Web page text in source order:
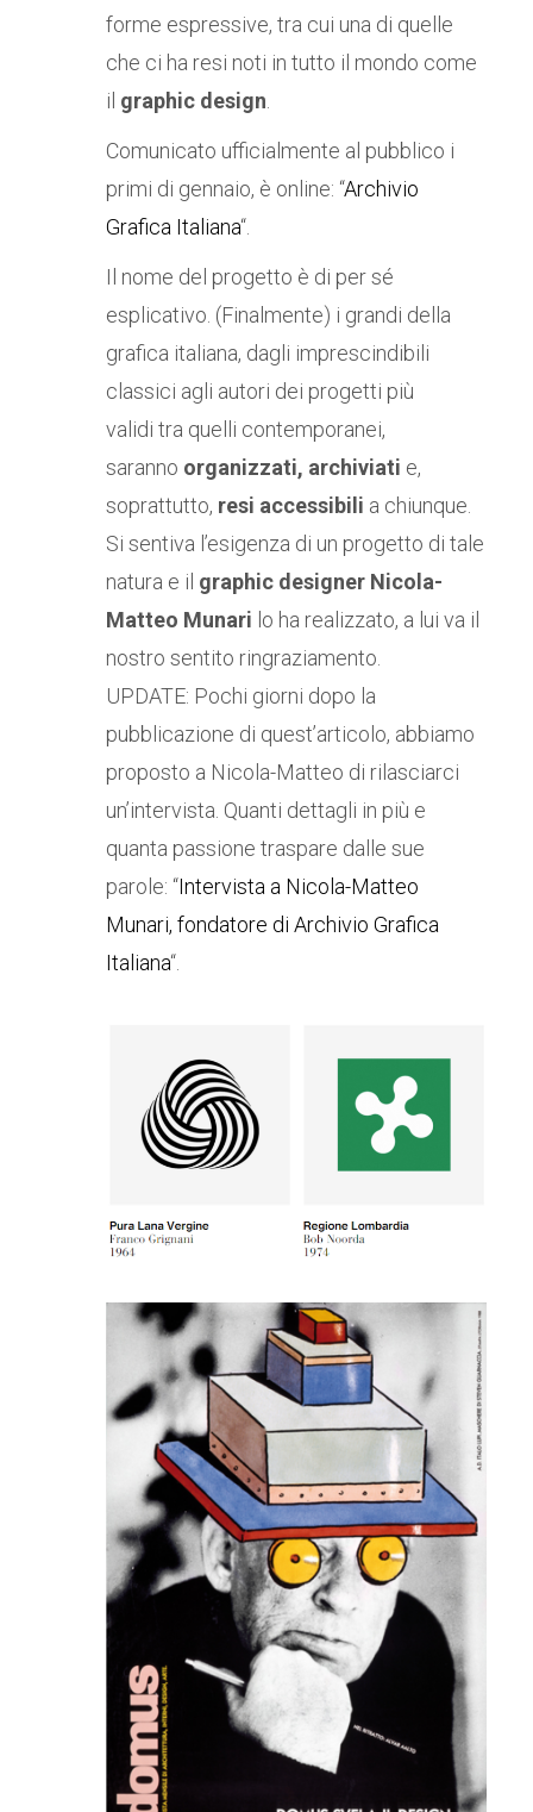
forme espressive, tra cui una di quelle
che ci ha resi noti in tutto il mondo come
il graphic design
Comunicato ufficialmente al pubblico i
primi di gennaio, è online: “Archivio
Grafica Italiana“.
Il nome del progetto è di per sé
esplicativo. (Finalmente) i grandi della
grafica italiana, dagli imprescindibili
classici agli autori dei progetti più
validi tra quelli contemporanei,
saranno organizzati, archiviati e,
soprattutto, resi accessibili a chiunque.
Si sentiva l’esigenza di un progetto di tale
natura e il graphic designer Nicola-
Matteo Munari lo ha realizzato, a lui va il
nostro sentito ringraziamento.
UPDATE: Pochi giorni dopo la
pubblicazione di quest’articolo, abbiamo
proposto a Nicola-Matteo di rilasciarci
un’intervista. Quanti dettagli in più e
quanta passione traspare dalle sue
parole: “Intervista a Nicola-Matteo
Munari, fondatore di Archivio Grafica
Italiana“.